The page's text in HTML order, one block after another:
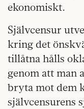
ekonomiskt.
Självcensur
kring det
tillåtna hålls
genom att man
bryta mot dem
självcensurens